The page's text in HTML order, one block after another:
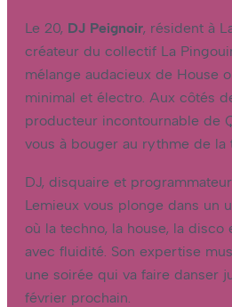
Le 20, DJ Peignoir, résident à
créateur du collectif La
mélange audacieux de House
minimal et électro. Aux côtés
producteur incontournable de
vous à bouger au rythme de la
DJ, disquaire et
Lemieux vous plonge dans un
où la techno, la house, la
avec fluidité. Son expertise
une soirée qui va faire danser
février prochain.